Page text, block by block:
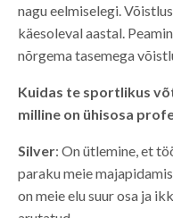
nagu eelmiselegi.
käesoleval aastal.
nõrgema tasemega
Kuidas te sportlikus
milline on ühisosa
Silver: On ütlemine, et
paraku meie
on meie elu suur osa ja